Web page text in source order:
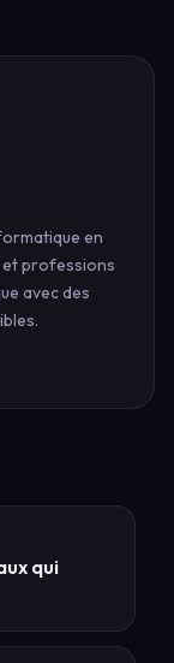
en
et professions
avec des
qui